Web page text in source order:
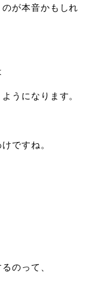
が本音かもしれ
うになります。
ですね。
のって、